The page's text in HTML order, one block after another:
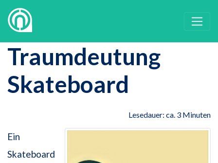
Traumdeutung
Skateboard
Lesedauer: ca. 3 Minuten
Ein
Skateboard